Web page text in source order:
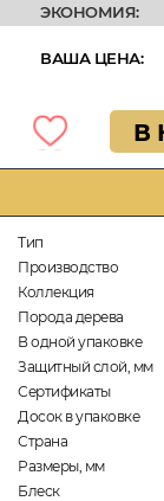
Тип
Производство
Коллекция
Порода дерева
В одной упаковке
Защитный слой, мм
Сертификаты
Досок в упаковке
Страна
Размеры, мм
Блеск
ЭКОНОМИЯ:
ВАША ЦЕНА:
В